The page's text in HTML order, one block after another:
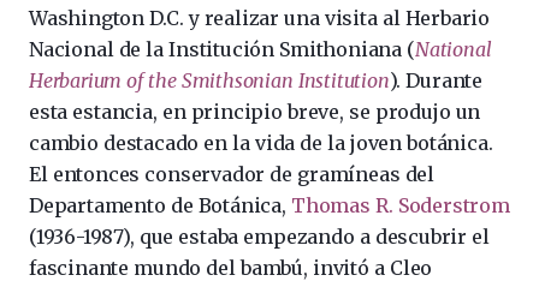
Washington D.C. y realizar una visita al Herbario
Nacional de la Institución Smithoniana (National
Herbarium of the Smithsonian Institution). Durante
esta estancia, en principio breve, se produjo un
cambio destacado en la vida de la joven botánica.
El entonces conservador de gramíneas del
Departamento de Botánica, Thomas R. Soderstrom
(1936-1987), que estaba empezando a descubrir el
fascinante mundo del bambú, invitó a Cleo